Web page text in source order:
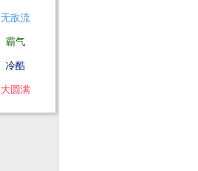
无敌流
霸气
冷酷
大圆满